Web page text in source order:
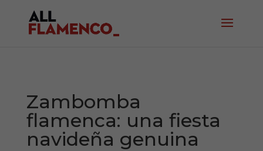
Zambomba
flamenca: una fiesta
navideña genuina